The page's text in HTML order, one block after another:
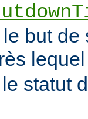
but
statut